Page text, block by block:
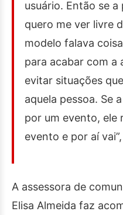
usuário. Então se a
quero me ver livre
modelo falava
para acabar com a
evitar situações
aquela pessoa. Se
por um evento, ele
evento e por aí
A assessora de
Elisa Almeida faz